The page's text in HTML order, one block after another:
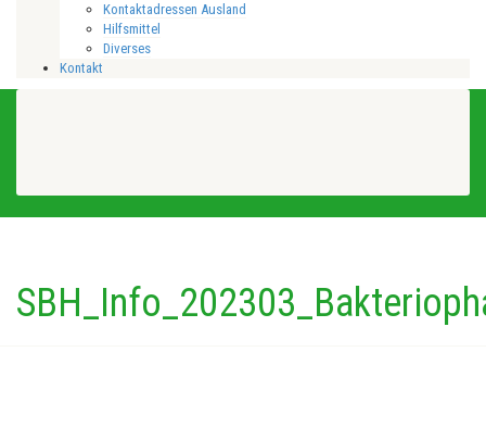
Kontaktadressen Ausland
Hilfsmittel
Diverses
Kontakt